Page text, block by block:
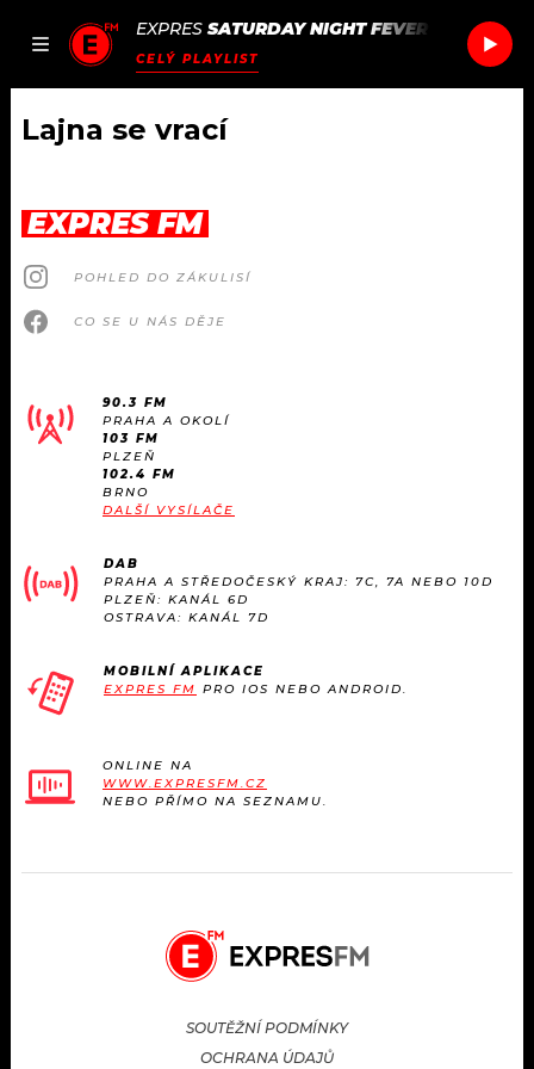
JAK
SEZNAM.CZ
EXPRES SATURDAY NIGHT FEVER
CELÝ PLAYLIST
DOMŮ
ČLÁNKY
AKTUÁLNĚ
ROZHOVORY
#NEBUDUDOMA
KVÍZY
TRENDY
KULTURA
PODCASTY
RÁDIO
APLIKACE
PROGRAM
PLAYLIST
JAK NALADIT
SOUTĚŽE
Lajna se vrací
EXPRES FM
POHLED DO ZÁKULISÍ
CO SE U NÁS DĚJE
90.3 FM
PRAHA A OKOLÍ
103 FM
PLZEŇ
102.4 FM
BRNO
DALŠÍ VYSÍLAČE
DAB
PRAHA A STŘEDOČESKÝ KRAJ: 7C, 7A NEBO 10D
PLZEŇ: KANÁL 6D
OSTRAVA: KANÁL 7D
MOBILNÍ APLIKACE
EXPRES FM PRO IOS NEBO ANDROID.
ONLINE NA
WWW.EXPRESFM.CZ
NEBO PŘÍMO NA SEZNAMU.
SOUTĚŽNÍ PODMÍNKY
OCHRANA ÚDAJŮ